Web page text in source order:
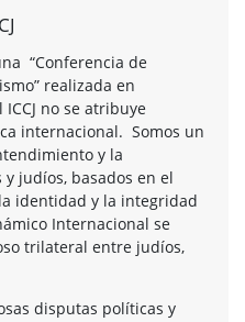
“Conferencia de
realizada en
ICCJ no se atribuye
internacional. Somos un
y la
judíos, basados en el
identidad y la integridad
Internacional se
trilateral entre judíos,
disputas políticas y